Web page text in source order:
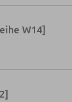
W14]